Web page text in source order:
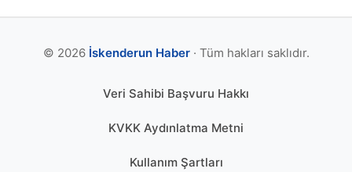
© 2026 İskenderun Haber· Tüm hakları saklıdır.
Veri Sahibi Başvuru Hakkı
KVKK Aydınlatma Metni
Kullanım Şartları